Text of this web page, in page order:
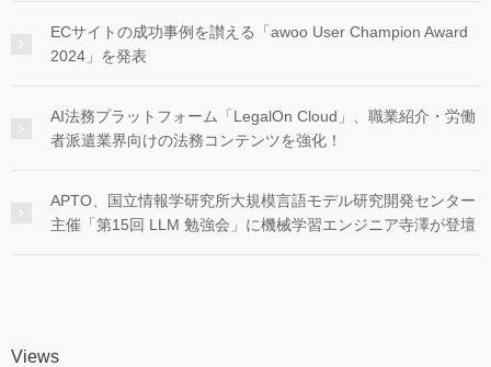
ECサイトの成功事例を讃える「awoo User Champion Award
2024」を発表
AI法務プラットフォーム「LegalOn Cloud」、職業紹介・労働
者派遣業界向けの法務コンテンツを強化！
APTO、国立情報学研究所大規模言語モデル研究開発センター
主催「第15回 LLM 勉強会」に機械学習エンジニア寺澤が登壇
Views